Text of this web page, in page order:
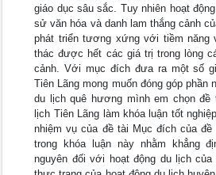
giáo dục sâu sắc. Tuy nhiên hoạt
sử văn hóa và danh lam thắng cảnh
phát triển tương xứng với tiềm năng
thác được hết các giá trị trong lòng
cảnh. Với mục đích đưa ra một số
Tiên Lãng mong muốn đóng góp phần
du lịch quê hương mình em chọn đề
lịch Tiên Lãng làm khóa luận tốt
nhiệm vụ của đề tài Mục đích của
trong khóa luận này nhằm khẳng
nguyên đối với hoạt động du lịch